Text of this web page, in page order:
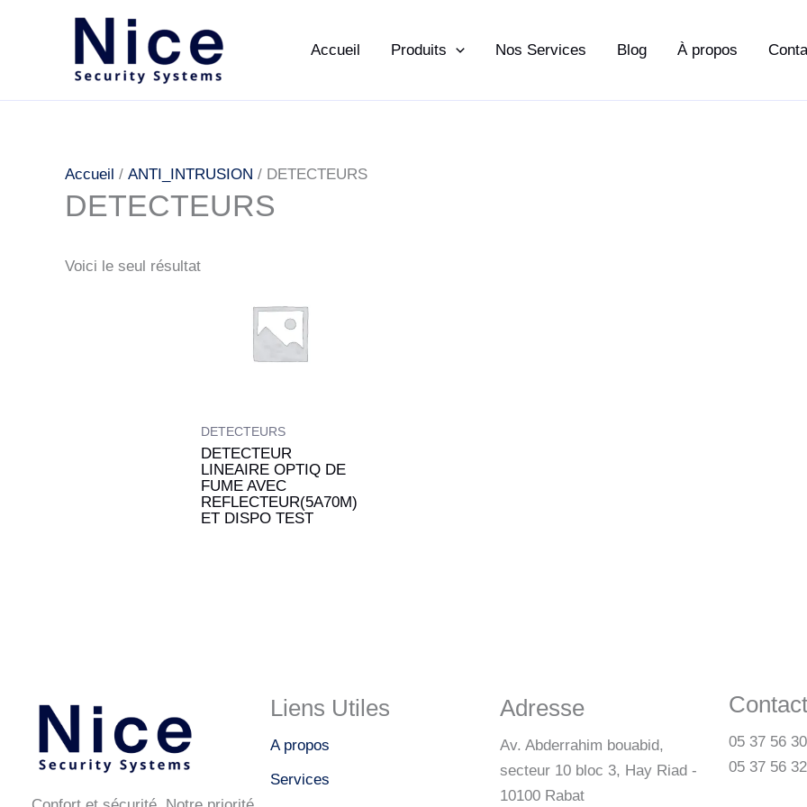
Accueil Produits Nos Services Blog À propos
Accueil / ANTI_INTRUSION / DETECTEURS
DETECTEURS
Voici le seul résultat
DETECTEURS
DETECTEUR
LINEAIRE OPTIQ DE
FUME AVEC
REFLECTEUR(5A70M)
ET DISPO TEST
Liens Utiles
A propos
Services
Adresse
Av. Abderrahim bouabid,
secteur 10 bloc 3, Hay Riad -
10100 Rabat
Contact
05 37 56
05 37 56